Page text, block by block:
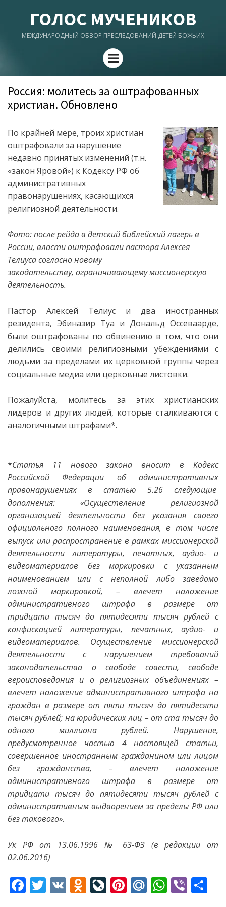
ГОЛОС МУЧЕНИКОВ
МЕЖДУНАРОДНЫЙ ОБЗОР ПРЕСЛЕДОВАНИЙ ДЕТЕЙ БОЖЬИХ
Menu
Россия: молитесь за оштрафованных
христиан. Обновлено
По крайней мере, троих христиан
оштрафовали за нарушение
недавно принятых изменений (т.н.
«закон Яровой») к Кодексу РФ об
административных
правонарушениях, касающихся
религиозной деятельности.
Фото: после рейда в детский библейский лагерь в
России, власти оштрафовали пастора Алексея
Телиуса согласно новому
закодательству, ограничивающему миссионерскую
деятельность.
Пастор Алексей Телиус и два иностранных
резидента, Эбиназир Туа и Дональд Оссеваарде,
были оштрафованы по обвинению в том, что они
делились своими религиозными убеждениями с
людьми за пределами их церковной группы через
социальные медиа или церковные листовки.
Пожалуйста, молитесь за этих христианских
лидеров и других людей, которые сталкиваются с
аналогичными штрафами*.
*Статья 11 нового закона вносит в Кодекс
Российской Федерации об административных
правонарушениях в статью 5.26 следующие
дополнения: «Осуществление религиозной
организацией деятельности без указания своего
официального полного наименования, в том числе
выпуск или распространение в рамках миссионерской
деятельности литературы, печатных, аудио- и
видеоматериалов без маркировки с указанным
наименованием или с неполной либо заведомо
ложной маркировкой, – влечет наложение
административного штрафа в размере от
тридцати тысяч до пятидесяти тысяч рублей с
конфискацией литературы, печатных, аудио- и
видеоматериалов. Осуществление миссионерской
деятельности с нарушением требований
законодательства о свободе совести, свободе
вероисповедания и о религиозных объединениях –
влечет наложение административного штрафа на
граждан в размере от пяти тысяч до пятидесяти
тысяч рублей; на юридических лиц – от ста тысяч до
одного миллиона рублей. Нарушение,
предусмотренное частью 4 настоящей статьи,
совершенное иностранным гражданином или лицом
без гражданства, – влечет наложение
административного штрафа в размере от
тридцати тысяч до пятидесяти тысяч рублей с
административным выдворением за пределы РФ или
без такового».
Ук РФ от 13.06.1996 № 63-ФЗ (в редакции от
02.06.2016)
F T V O Li Pi M W Vi